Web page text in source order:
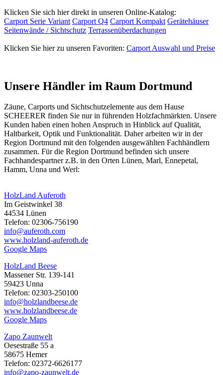
Klicken Sie sich hier direkt in unseren Online-Katalog:
Carport Serie Variant Carport Q4 Carport Kompakt Gerätehäuser
Seitenwände / Sichtschutz Terrassenüberdachungen
Klicken Sie hier zu unseren Favoriten: Carport Auswahl und Preise
Unsere Händler im Raum Dortmund
Zäune, Carports und Sichtschutzelemente aus dem Hause
SCHEERER finden Sie nur in führenden Holzfachmärkten. Unsere
Kunden haben einen hohen Anspruch in Hinblick auf Qualität,
Haltbarkeit, Optik und Funktionalität. Daher arbeiten wir in der
Region Dortmund mit den folgenden ausgewählten Fachhändlern
zusammen. Für die Region Dortmund befinden sich unsere
Fachhandespartner z.B. in den Orten Lünen, Marl, Ennepetal,
Hamm, Unna und Werl:
HolzLand Auferoth
Im Geistwinkel 38
44534 Lünen
Telefon: 02306-756190
info@auferoth.com
www.holzland-auferoth.de
Google Maps
HolzLand Beese
Massener Str. 139-141
59423 Unna
Telefon: 02303-250100
info@holzlandbeese.de
www.holzlandbeese.de
Google Maps
Zapo Zaunwelt
Oesestraße 55 a
58675 Hemer
Telefon: 02372-6626177
info@zapo-zaunwelt.de